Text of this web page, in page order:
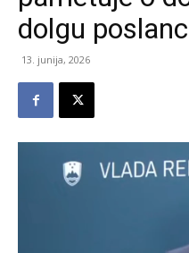
dolgu
13. junija, 2026